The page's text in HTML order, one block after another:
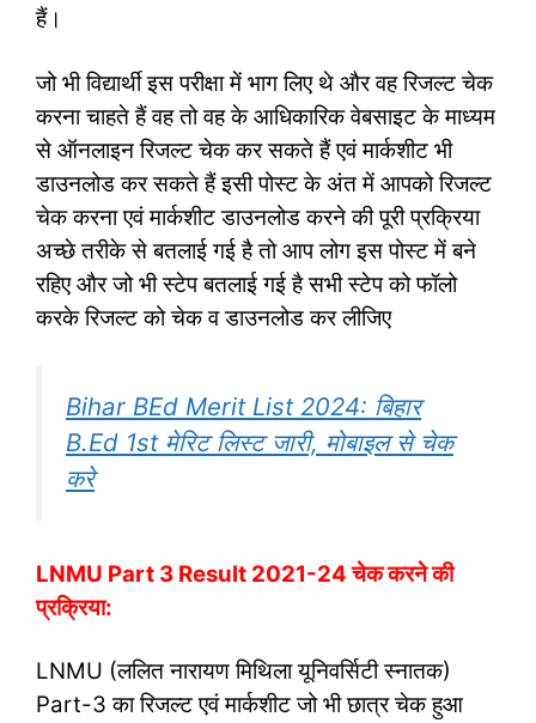
हैं।
जो भी विद्यार्थी इस परीक्षा में भाग लिए थे और वह रिजल्ट चेक
करना चाहते हैं वह तो वह के आधिकारिक वेबसाइट के माध्यम
से ऑनलाइन रिजल्ट चेक कर सकते हैं एवं मार्कशीट भी
डाउनलोड कर सकते हैं इसी पोस्ट के अंत में आपको रिजल्ट
चेक करना एवं मार्कशीट डाउनलोड करने की पूरी प्रक्रिया
अच्छे तरीके से बतलाई गई है तो आप लोग इस पोस्ट में बने
रहिए और जो भी स्टेप बतलाई गई है सभी स्टेप को फॉलो
करके रिजल्ट को चेक व डाउनलोड कर लीजिए
Bihar BEd Merit List 2024: बिहार
B.Ed 1st मेरिट लिस्ट जारी, मोबाइल से चेक
करे
LNMU Part 3 Result 2021-24 चेक करने की
प्रक्रिया:
LNMU (ललित नारायण मिथिला यूनिवर्सिटी स्नातक)
Part-3 का रिजल्ट एवं मार्कशीट जो भी छात्र चेक हुआ